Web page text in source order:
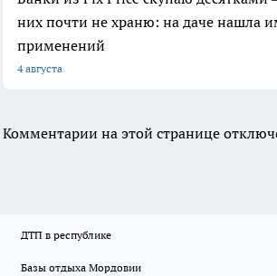
них почти не храню: на даче нашла
применений
4 августа
Комментарии на этой странице
ДТП в республике
Базы отдыха Мордовии